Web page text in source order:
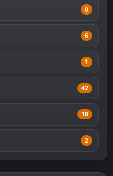
0
6
1
42
10
2